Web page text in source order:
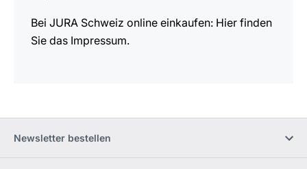
Bei JURA Schweiz online einkaufen: Hier finden
Sie das Impressum.
Newsletter bestellen